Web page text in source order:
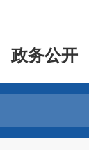
政务公开